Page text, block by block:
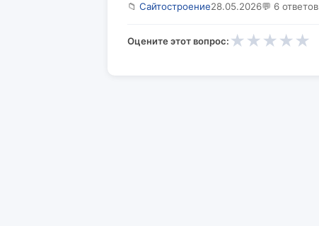
📁 Сайтостроение28.05.2026💬 6 ответов
Оцените этот вопрос: ★ ★ ★ ★ ★